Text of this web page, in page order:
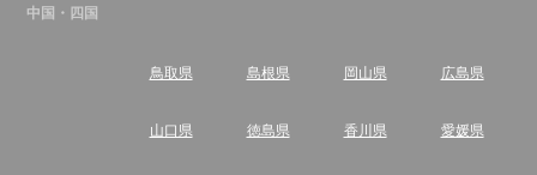
中国・四国
鳥取県 島根県 岡山県 広島県
山口県 徳島県 香川県 愛媛県